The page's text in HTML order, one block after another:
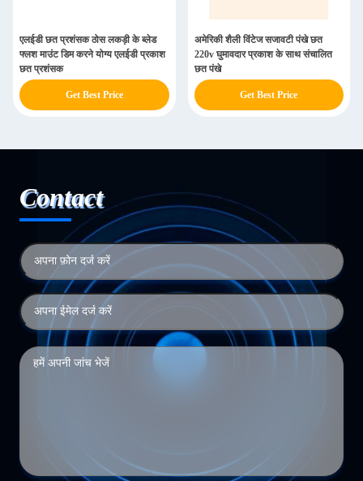
एलईडी छत प्रशंसक ठोस लकड़ी के ब्लेड
फ्लश माउंट डिम करने योग्य एलईडी प्रकाश
छत प्रशंसक
Get Best Price
अमेरिकी शैली विंटेज सजावटी पंखे छत
220v घुमावदार प्रकाश के साथ संचालित
छत पंखे
Get Best Price
Contact